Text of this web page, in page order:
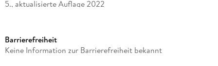
5., aktualisierte Auflage 2022
Reihe
Barrierefreiheit
Keine Information zur Barrierefreiheit bekannt